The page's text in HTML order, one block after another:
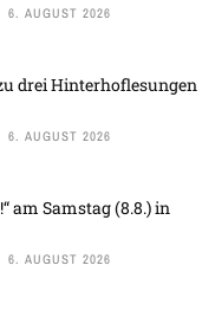
6. AUGUST 2026
drei Hinterhoflesungen
6. AUGUST 2026
am Samstag (8.8.) in
6. AUGUST 2026